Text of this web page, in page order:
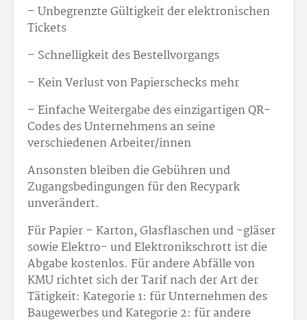
– Unbegrenzte Gültigkeit der elektronischen
Tickets
– Schnelligkeit des Bestellvorgangs
– Kein Verlust von Papierschecks mehr
– Einfache Weitergabe des einzigartigen QR-
Codes des Unternehmens an seine
verschiedenen Arbeiter/innen
Ansonsten bleiben die Gebühren und
Zugangsbedingungen für den Recypark
unverändert.
Für Papier – Karton, Glasflaschen und -gläser
sowie Elektro- und Elektronikschrott ist die
Abgabe kostenlos. Für andere Abfälle von
KMU richtet sich der Tarif nach der Art der
Tätigkeit: Kategorie 1: für Unternehmen des
Baugewerbes und Kategorie 2: für andere